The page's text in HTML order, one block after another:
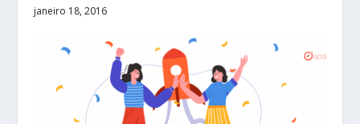
janeiro 18, 2016